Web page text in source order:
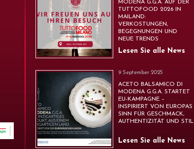
MODENA G.G.A. AUF DER
TUTTOFOOD 2026 IN
MAILAND:
VERKOSTUNGEN,
BEGEGNUNGEN UND
NEUE TRENDS
Lesen Sie alle News
9 September 2025
ACETO BALSAMICO DI
MODENA G.G.A. STARTET
EU-KAMPAGNE –
INSPIRIERT VON EUROPAS
SINN FÜR GESCHMACK,
AUTHENTIZITÄT UND STIL
Lesen Sie alle News